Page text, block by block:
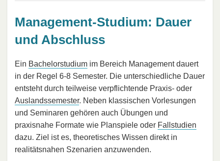
Management-Studium: Dauer
und Abschluss
Ein Bachelorstudium im Bereich Management dauert
in der Regel 6-8 Semester. Die unterschiedliche Dauer
entsteht durch teilweise verpflichtende Praxis- oder
Auslandssemester. Neben klassischen Vorlesungen
und Seminaren gehören auch Übungen und
praxisnahe Formate wie Planspiele oder Fallstudien
dazu. Ziel ist es, theoretisches Wissen direkt in
realitätsnahen Szenarien anzuwenden.